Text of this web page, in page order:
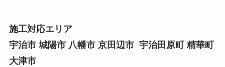
施工対応エリア
宇治市 城陽市 八幡市 京田辺市 宇治田原町 精華町
大津市